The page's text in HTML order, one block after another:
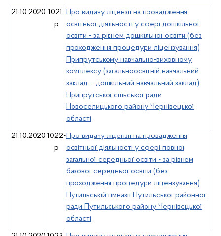
21.10.2020 1021-
р
Про видачу ліцензії на провадження
освітньої діяльності у сфері дошкільної
освіти - за рівнем дошкільної освіти (без
проходження процедури ліцензування)
Припрутському навчально-виховному
комплексу (загальноосвітній навчальний
заклад – дошкільний навчальний заклад)
Припрутської сільської ради
Новоселицького району Чернівецької
області
21.10.2020 1022-
р
Про видачу ліцензії на провадження
освітньої діяльності у сфері повної
загальної середньої освіти - за рівнем
базової середньої освіти (без
проходження процедури ліцензування)
Путильській гімназії Путильської районної
ради Путильського району Чернівецької
області